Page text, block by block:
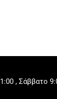
, Σάββατο